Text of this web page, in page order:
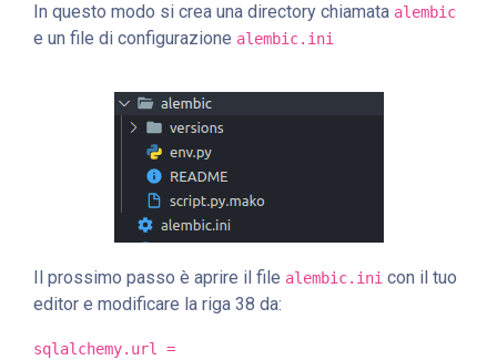
In questo modo si crea una directory chiamata alembic
e un file di configurazione alembic.ini
Il prossimo passo è aprire il file alembic.ini con il tuo
editor e modificare la riga 38 da:
sqlalchemy.url =